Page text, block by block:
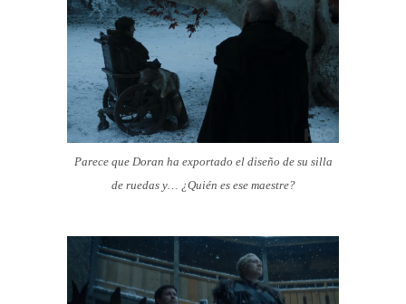
Parece que Doran ha exportado el diseño de su silla
de ruedas y… ¿Quién es ese maestre?